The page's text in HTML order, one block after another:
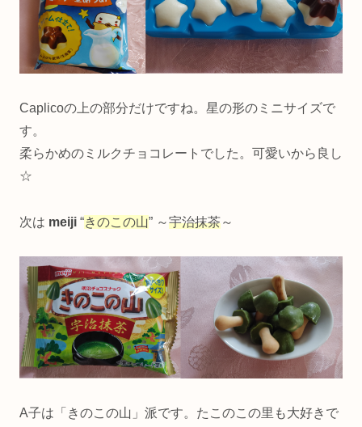
Caplicoの上の部分だけですね。星の形のミニサイズで
す。
柔らかめのミルクチョコレートでした。可愛いから良し
☆
次は meiji “きのこの山” ～宇治抹茶～
A子は「きのこの山」派です。たこのこの里も大好きで